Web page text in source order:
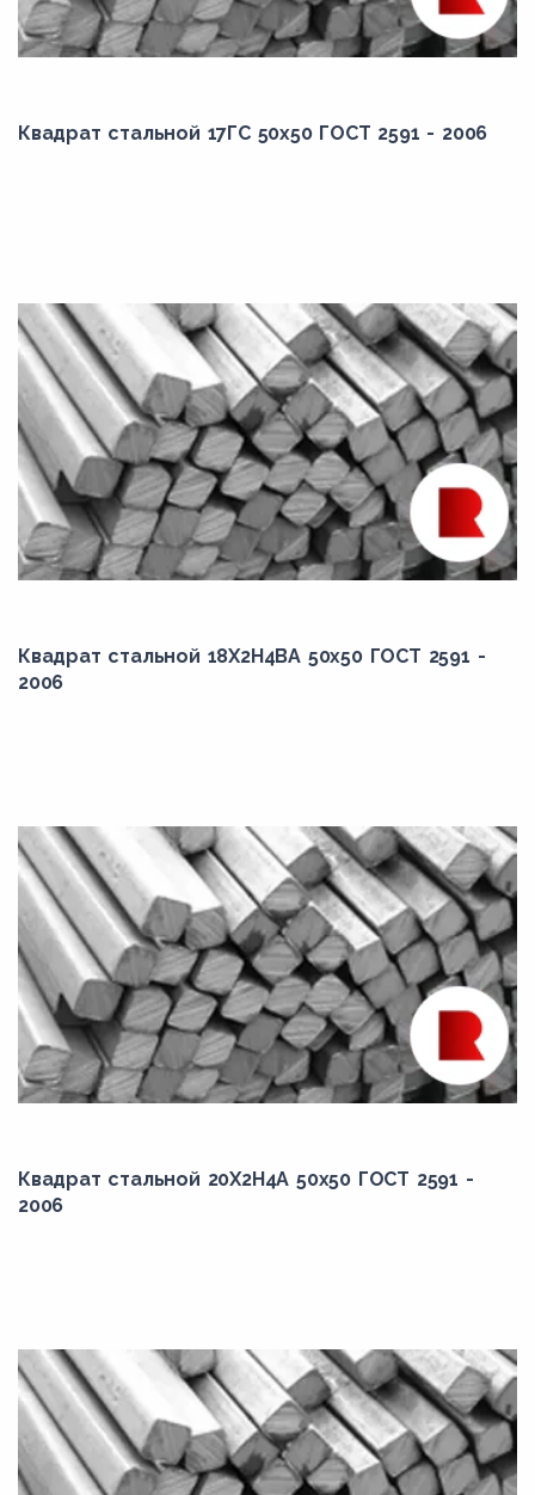
Квадрат стальной 17ГС 50x50 ГОСТ 2591 - 2006
Квадрат стальной 18Х2Н4ВА 50x50 ГОСТ 2591 -
2006
Квадрат стальной 20Х2Н4А 50x50 ГОСТ 2591 -
2006